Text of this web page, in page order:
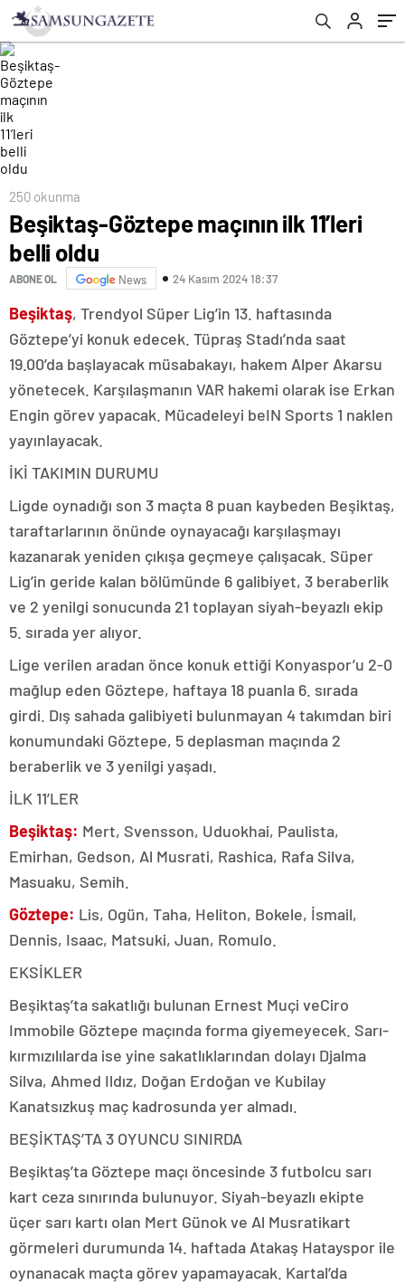
250 okunma
Beşiktaş-Göztepe maçının ilk 11’leri
belli oldu
ABONE OL News 24 Kasım 2024 18:37
Beşiktaş, Trendyol Süper Lig’in 13. haftasında
Göztepe’yi konuk edecek. Tüpraş Stadı’nda saat
19.00’da başlayacak müsabakayı, hakem Alper Akarsu
yönetecek. Karşılaşmanın VAR hakemi olarak ise Erkan
Engin görev yapacak. Mücadeleyi beIN Sports 1 naklen
yayınlayacak.
İKİ TAKIMIN DURUMU
Ligde oynadığı son 3 maçta 8 puan kaybeden Beşiktaş,
taraftarlarının önünde oynayacağı karşılaşmayı
kazanarak yeniden çıkışa geçmeye çalışacak. Süper
Lig’in geride kalan bölümünde 6 galibiyet, 3 beraberlik
ve 2 yenilgi sonucunda 21 toplayan siyah-beyazlı ekip
5. sırada yer alıyor.
Lige verilen aradan önce konuk ettiği Konyaspor’u 2-0
mağlup eden Göztepe, haftaya 18 puanla 6. sırada
girdi. Dış sahada galibiyeti bulunmayan 4 takımdan biri
konumundaki Göztepe, 5 deplasman maçında 2
beraberlik ve 3 yenilgi yaşadı.
İLK 11’LER
Beşiktaş: Mert, Svensson, Uduokhai, Paulista,
Emirhan, Gedson, Al Musrati, Rashica, Rafa Silva,
Masuaku, Semih.
Göztepe: Lis, Ogün, Taha, Heliton, Bokele, İsmail,
Dennis, Isaac, Matsuki, Juan, Romulo.
EKSİKLER
Beşiktaş’ta sakatlığı bulunan Ernest Muçi veCiro
Immobile Göztepe maçında forma giyemeyecek. Sarı-
kırmızılılarda ise yine sakatlıklarından dolayı Djalma
Silva, Ahmed Ildız, Doğan Erdoğan ve Kubilay
Kanatsızkuş maç kadrosunda yer almadı.
BEŞİKTAŞ’TA 3 OYUNCU SINIRDA
Beşiktaş’ta Göztepe maçı öncesinde 3 futbolcu sarı
kart ceza sınırında bulunuyor. Siyah-beyazlı ekipte
üçer sarı kartı olan Mert Günok ve Al Musratikart
görmeleri durumunda 14. haftada Atakaş Hatayspor ile
oynanacak maçta görev yapamayacak. Kartal’da